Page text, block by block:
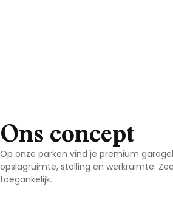
Ons concept
Op onze parken vind je premium
opslagruimte, stalling en werkruimte.
toegankelijk.